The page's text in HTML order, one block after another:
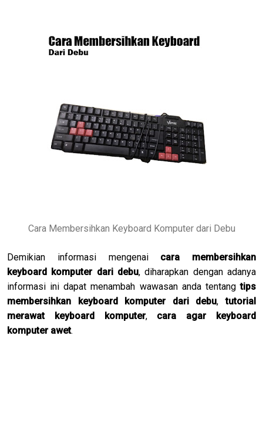
Cara Membersihkan Keyboard Komputer dari Debu
Demikian informasi mengenai cara membersihkan
keyboard komputer dari debu, diharapkan dengan adanya
informasi ini dapat menambah wawasan anda tentangtips
membersihkan keyboard komputer dari debu,tutorial
merawat keyboard komputer, cara agar keyboard
komputer awet.